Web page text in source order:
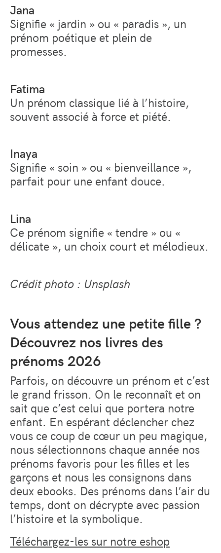
Jana
Signifie « jardin » ou « paradis », un
prénom poétique et plein de
promesses.
Fatima
Un prénom classique lié à l’histoire,
souvent associé à force et piété.
Inaya
Signifie « soin » ou « bienveillance »,
parfait pour une enfant douce.
Lina
Ce prénom signifie « tendre » ou «
délicate », un choix court et mélodieux.
Crédit photo : Unsplash
Vous attendez une petite fille ?
Découvrez nos livres des
prénoms 2026
Parfois, on découvre un prénom et c’est
le grand frisson. On le reconnaît et on
sait que c’est celui que portera notre
enfant. En espérant déclencher chez
vous ce coup de cœur un peu magique,
nous sélectionnons chaque année nos
prénoms favoris pour les filles et les
garçons et nous les consignons dans
deux ebooks. Des prénoms dans l’air du
temps, dont on décrypte avec passion
l’histoire et la symbolique.
Téléchargez-les sur notre eshop